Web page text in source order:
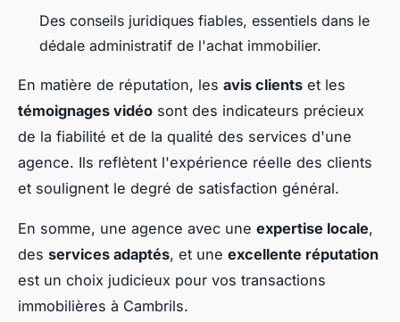
Des conseils juridiques fiables, essentiels dans le
dédale administratif de l'achat immobilier.
En matière de réputation, les avis clients et les
témoignages vidéo sont des indicateurs précieux
de la fiabilité et de la qualité des services d'une
agence. Ils reflètent l'expérience réelle des clients
et soulignent le degré de satisfaction général.
En somme, une agence avec une expertise locale,
des services adaptés, et une excellente réputation
est un choix judicieux pour vos transactions
immobilières à Cambrils.